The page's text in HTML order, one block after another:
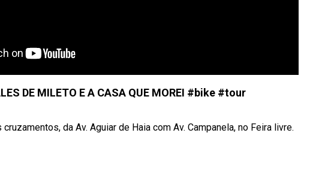
DE MILETO E A CASA QUE MOREI #bike #tour
da Av. Aguiar de Haia com Av. Campanela, no Feira livre.